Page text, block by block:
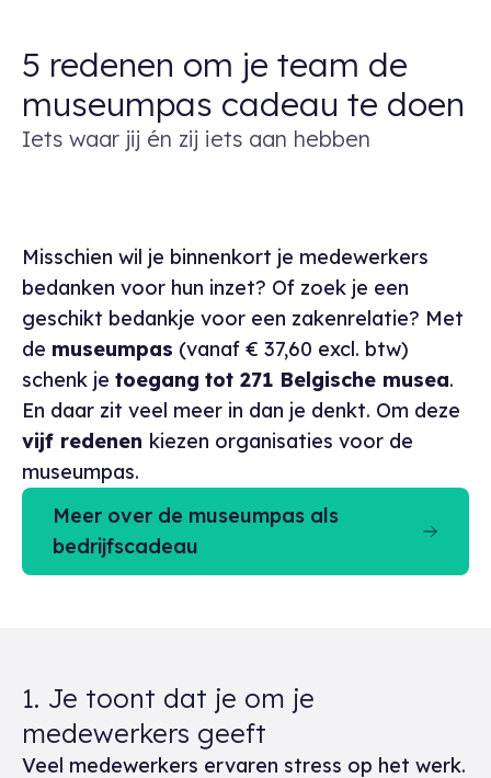
5 redenen om je team de
museumpas cadeau te doen
Iets waar jij én zij iets aan hebben
Misschien wil je binnenkort je medewerkers
bedanken voor hun inzet? Of zoek je een
geschikt bedankje voor een zakenrelatie? Met
de museumpas (vanaf € 37,60 excl. btw)
schenk je toegang tot 271 Belgische musea.
En daar zit veel meer in dan je denkt. Om deze
vijf redenen kiezen organisaties voor de
museumpas.
Meer over de museumpas als
bedrijfscadeau
1. Je toont dat je om je
medewerkers geeft
Veel medewerkers ervaren stress op het werk.